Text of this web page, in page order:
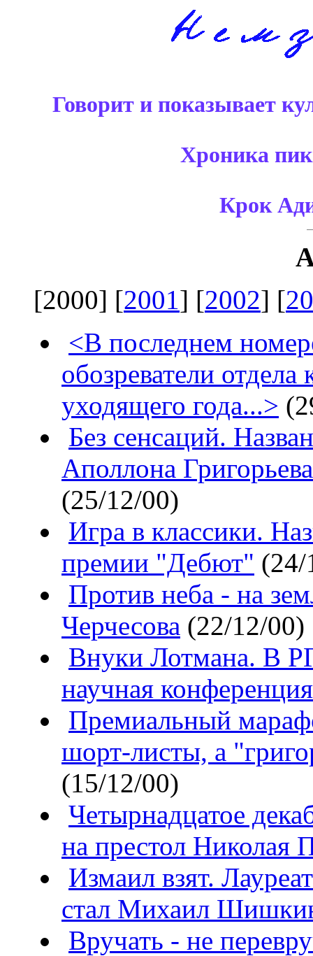
Говорит и показывает
Хроника
Крок
[2000] [2001] [2002] [
<В последнем
обозреватели
уходящего года...>
Без сенсаций.
Аполлона
(25/12/00)
Игра в классики.
премии "Дебют" (24/
Против неба - на
Черчесова (22/12/00)
Внуки Лотмана. В
научная конференция
Премиальный
шорт-листы, а
(15/12/00)
Четырнадцатое
на престол Николая
Измаил взят.
стал Михаил
Вручать - не